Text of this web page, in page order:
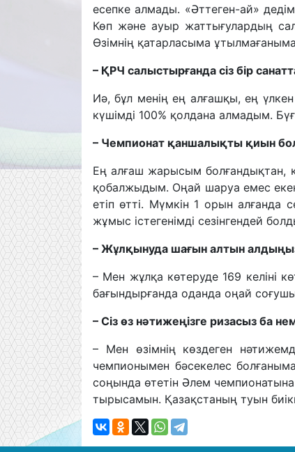
есепке алмады. «Әттеген-ай»
Көп және ауыр жаттығулардың
Өзімнің қатарласыма
– ҚРЧ салыстырғанда сіз бір
Иә, бұл менің ең алғашқы, ең
күшімді 100% қолдана алмадым.
– Чемпионат қаншалықты қиын
Ең алғаш жарысым болғандықтан,
қобалжыдым. Оңай шаруа емес
етіп өтті. Мүмкін 1 орын алғанда
жұмыс істегенімді сезінгендей
– Жұлқынуда шағын алтын
– Мен жұлқа көтеруде 169 келіні
бағындырғанда оданда оңай
– Сіз өз нәтижеңізге ризасыз ба
– Мен өзімнің көздеген
чемпионымен бәсекелес
соңында өтетін Әлем
тырысамын. Қазақстаның туын